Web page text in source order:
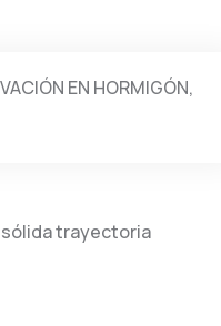
EN HORMIGÓN,
sólida trayectoria